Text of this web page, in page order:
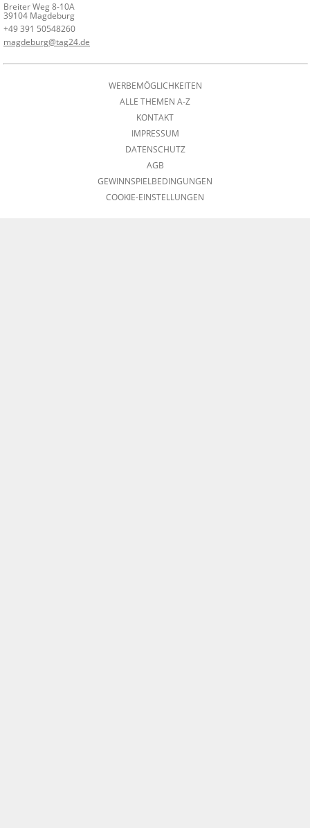
Breiter Weg 8-10A
39104 Magdeburg
+49 391 50548260
magdeburg@tag24.de
WERBEMÖGLICHKEITEN
ALLE THEMEN A-Z
KONTAKT
IMPRESSUM
DATENSCHUTZ
AGB
GEWINNSPIELBEDINGUNGEN
COOKIE-EINSTELLUNGEN